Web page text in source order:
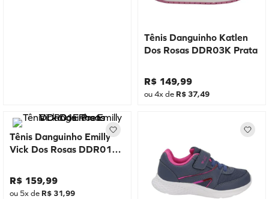
Tênis Danguinho Katlen
Dos Rosas DDR03K Prata
R$ 149,99
ou4x de R$ 37,49
Tênis Danguinho Emilly
Vick Dos Rosas DDR01E
R$ 159,99
ou 5x de R$ 31,99